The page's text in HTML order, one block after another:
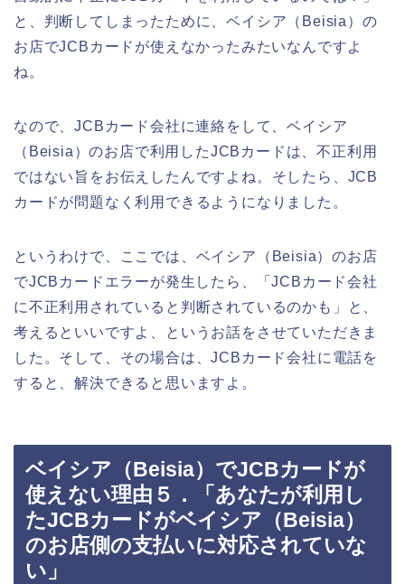
と、判断してしまったために、ベイシア（Beisia）の
お店でJCBカードが使えなかったみたいなんですよ
ね。
なので、JCBカード会社に連絡をして、ベイシア
（Beisia）のお店で利用したJCBカードは、不正利用
ではない旨をお伝えしたんですよね。そしたら、JCB
カードが問題なく利用できるようになりました。
というわけで、ここでは、ベイシア（Beisia）のお店
でJCBカードエラーが発生したら、「JCBカード会社
に不正利用されていると判断されているのかも」と、
考えるといいですよ、というお話をさせていただきま
した。そして、その場合は、JCBカード会社に電話を
すると、解決できると思いますよ。
ベイシア（Beisia）でJCBカードが
使えない理由５．「あなたが利用し
たJCBカードがベイシア（Beisia）
のお店側の支払いに対応されていな
い」